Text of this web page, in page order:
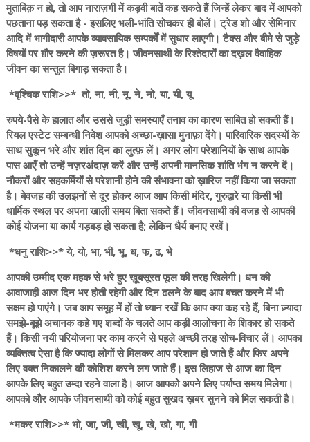
मुताबिक़ न हो, तो आप नाराज़गी में कड़वी बातें कह सकते हैं जिन्हें लेकर बाद में आपको
पछताना पड़ सकता है - इसलिए भली-भांति सोचकर ही बोलें। ट्रेड शो और सेमिनार
आदि में भागीदारी आपके व्यावसायिक सम्पर्कों में सुधार लाएगी। टैक्स और बीमे से जुड़े
विषयों पर ग़ौर करने की ज़रूरत है। जीवनसाथी के रिश्तेदारों का दख़ल वैवाहिक
जीवन का सन्तुल बिगाड़ सकता है।
*वृश्चिक राशि>>* तो, ना, नी, नू, ने, नो, या, यी, यू
रुपये-पैसे के हालात और उससे जुड़ी समस्याएँ तनाव का कारण साबित हो सकती हैं।
रियल एस्टेट सम्बन्धी निवेश आपको अच्छा-ख़ासा मुनाफ़ा देंगे। पारिवारिक सदस्यों के
साथ सुकून भरे और शांत दिन का लुत्फ़ लें। अगर लोग परेशानियों के साथ आपके
पास आएँ तो उन्हें नज़रअंदाज़ करें और उन्हें अपनी मानसिक शांति भंग न करने दें।
नौकरों और सहकर्मियों से परेशानी होने की संभावना को ख़ारिज नहीं किया जा सकता
है। बेवजह की उलझनों से दूर होकर आज आप किसी मंदिर, गुरुद्वारे या किसी भी
धार्मिक स्थल पर अपना खाली समय बिता सकते हैं। जीवनसाथी की वजह से आपकी
कोई योजना या कार्य गड़बड़ हो सकता है; लेकिन धैर्य बनाए रखें।
*धनु राशि>>* ये, यो, भा, भी, भू, ध, फ, ढ, भे
आपकी उम्मीद एक महक से भरे हुए ख़ूबसूरत फूल की तरह खिलेगी। धन की
आवाजाही आज दिन भर होती रहेगी और दिन ढलने के बाद आप बचत करने में भी
सक्षम हो पाएंगे। जब आप समूह में हों तो ध्यान रखें कि आप क्या कह रहे हैं, बिना ज़्यादा
समझे-बूझे अचानक कहे गए शब्दों के चलते आप कड़ी आलोचना के शिकार हो सकते
हैं। किसी नयी परियोजना पर काम करने से पहले अच्छी तरह सोच-विचार लें। आपका
व्यक्तित्व ऐसा है कि ज्यादा लोगों से मिलकर आप परेशान हो जाते हैं और फिर अपने
लिए वक्त निकालने की कोशिश करने लग जाते हैं। इस लिहाज से आज का दिन
आपके लिए बहुत उम्दा रहने वाला है। आज आपको अपने लिए पर्याप्त समय मिलेगा।
आपको और आपके जीवनसाथी को कोई बहुत सुखद ख़बर सुनने को मिल सकती है।
*मकर राशि>>* भो, जा, जी, खी, खू, खे, खो, गा, गी